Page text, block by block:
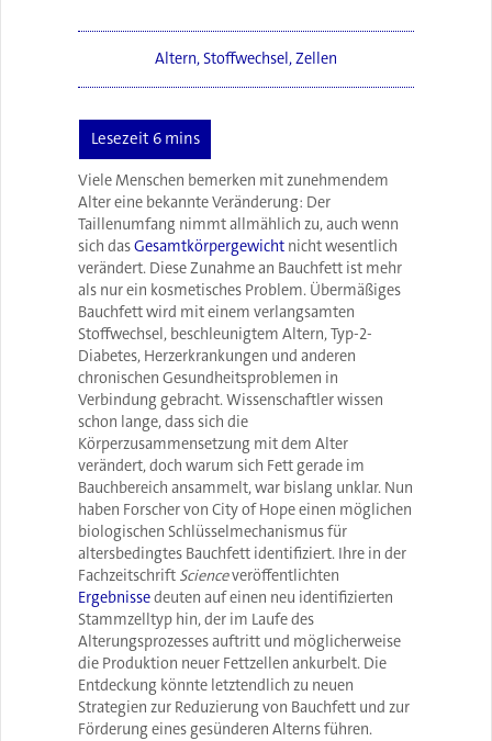
Altern,Stoffwechsel,Zellen
Viele Menschen bemerken mit zunehmendem
Alter eine bekannte Veränderung: Der
Taillenumfang nimmt allmählich zu, auch wenn
sich dasGesamtkörpergewicht nicht wesentlich
verändert. Diese Zunahme an Bauchfett ist mehr
als nur ein kosmetisches Problem. Übermäßiges
Bauchfett wird mit einem verlangsamten
Stoffwechsel, beschleunigtem Altern, Typ-2-
Diabetes, Herzerkrankungen und anderen
chronischen Gesundheitsproblemen in
Verbindung gebracht. Wissenschaftler wissen
schon lange, dass sich die
Körperzusammensetzung mit dem Alter
verändert, doch warum sich Fett gerade im
Bauchbereich ansammelt, war bislang unklar. Nun
haben Forscher von City of Hope einen möglichen
biologischen Schlüsselmechanismus für
altersbedingtes Bauchfett identifiziert. Ihre in der
Fachzeitschrift Scienceveröffentlichten
Ergebnissedeuten auf einen neu identifizierten
Stammzelltyp hin, der im Laufe des
Alterungsprozesses auftritt und möglicherweise
die Produktion neuer Fettzellen ankurbelt. Die
Entdeckung könnte letztendlich zu neuen
Strategien zur Reduzierung von Bauchfett und zur
Förderung eines gesünderen Alterns führen.